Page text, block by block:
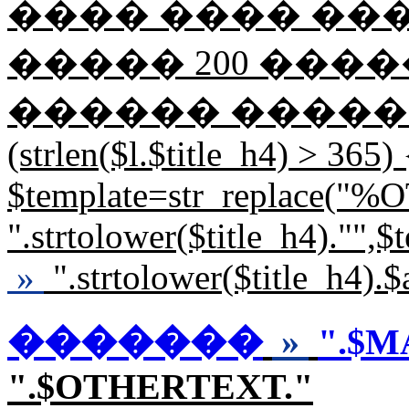
���� ����
����� 200
������
(strlen($l.$title_h4) >
»
������� »
".$OTHERTEXT."